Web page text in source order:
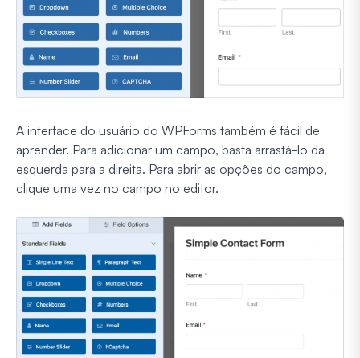
A interface do usuário do WPForms também é fácil de
aprender. Para adicionar um campo, basta arrastá-lo da
esquerda para a direita. Para abrir as opções do campo,
clique uma vez no campo no editor.